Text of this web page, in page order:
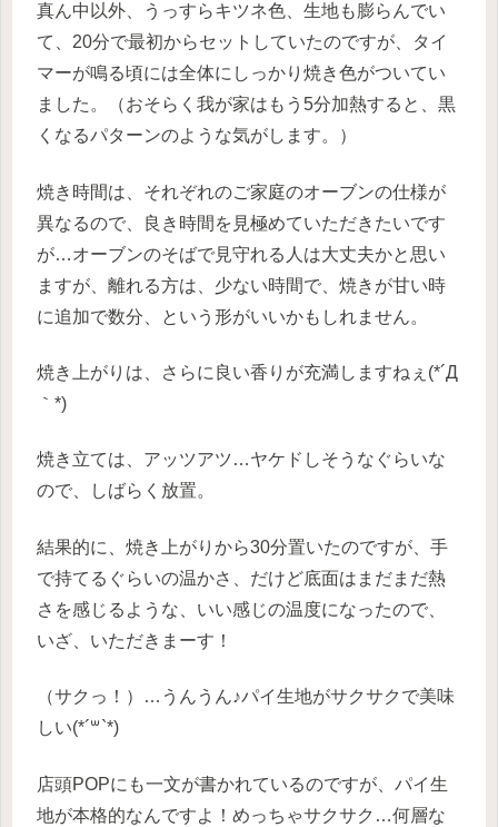
真ん中以外、うっすらキツネ色、生地も膨らんでい
て、20分で最初からセットしていたのですが、タイ
マーが鳴る頃には全体にしっかり焼き色がついてい
ました。（おそらく我が家はもう5分加熱すると、黒
くなるパターンのような気がします。）
焼き時間は、それぞれのご家庭のオーブンの仕様が
異なるので、良き時間を見極めていただきたいです
が…オーブンのそばで見守れる人は大丈夫かと思い
ますが、離れる方は、少ない時間で、焼きが甘い時
に追加で数分、という形がいいかもしれません。
焼き上がりは、さらに良い香りが充満しますねぇ(*´Д
｀*)
焼き立ては、アッツアツ…ヤケドしそうなぐらいな
ので、しばらく放置。
結果的に、焼き上がりから30分置いたのですが、手
で持てるぐらいの温かさ、だけど底面はまだまだ熱
さを感じるような、いい感じの温度になったので、
いざ、いただきまーす！
（サクっ！）…うんうん♪パイ生地がサクサクで美味
しい(*´꒳`*)
店頭POPにも一文が書かれているのですが、パイ生
地が本格的なんですよ！めっちゃサクサク…何層な